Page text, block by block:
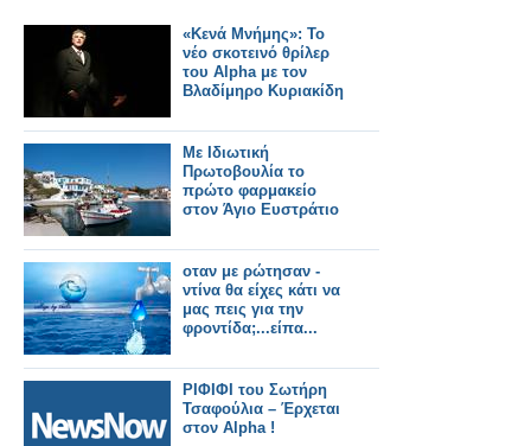
«Κενά Μνήμης»: Το
νέο σκοτεινό θρίλερ
του Alpha με τον
Βλαδίμηρο Κυριακίδη
Με Ιδιωτική
Πρωτοβουλία το
πρώτο φαρμακείο
στον Άγιο Ευστράτιο
οταν με ρώτησαν -
ντίνα θα είχες κάτι να
μας πεις για την
φροντίδα;...είπα...
ΡΙΦΙΦΙ του Σωτήρη
Τσαφούλια – Έρχεται
στον Alpha !